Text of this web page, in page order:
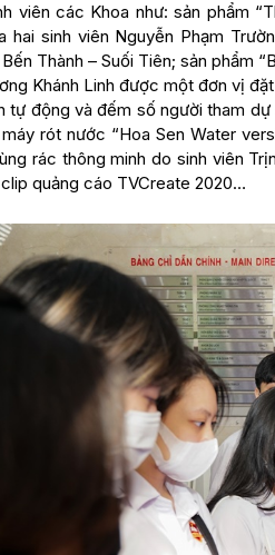
viên các Khoa như: sản phẩm
hai sinh viên Nguyễn Phạm
Thành – Suối Tiên; sản phẩm
Khánh Linh được một đơn vị
tự động và đếm số người tham
rót nước “Hoa Sen Water
rác thông minh do sinh viên
quảng cáo TVCreate 2020…